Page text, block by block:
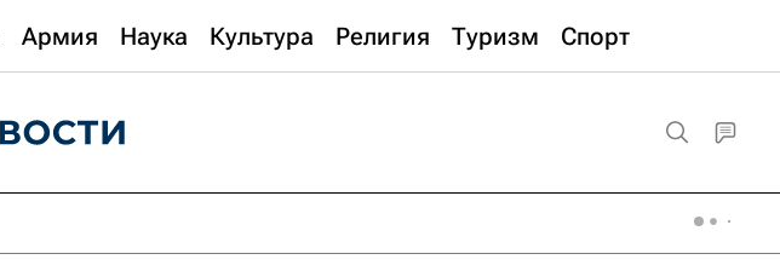
Армия Наука Культура Религия Туризм Спорт